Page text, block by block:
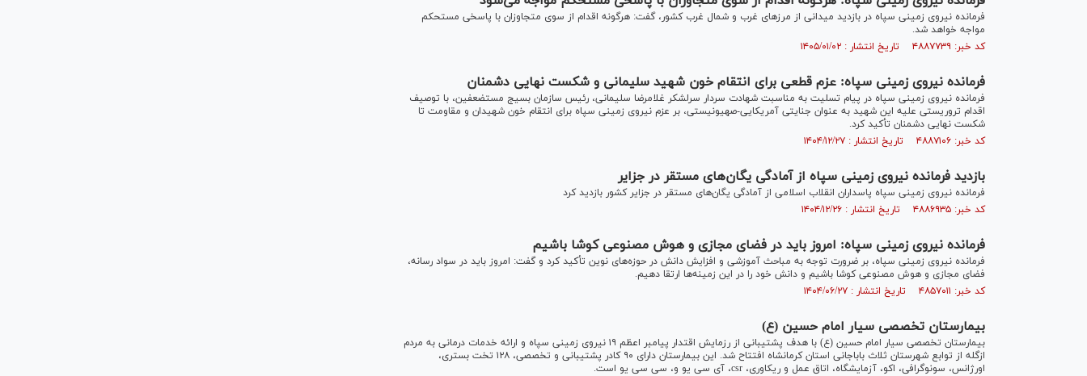
فرمانده نیروی زمینی سپاه در بازدید میدانی از مرز‌های غرب و شمال غرب کشور، گفت: هرگونه اقدام از سوی متجاوزان با پاسخی مستحکم
مواجه خواهد شد.
کد خبر: ۴۸۸۷۷۳۹ تاریخ انتشار : ۱۴۰۵/۰۱/۰۲
فرمانده نیروی زمینی سپاه: عزم قطعی برای انتقام خون شهید سلیمانی و شکست نهایی دشمنان
فرمانده نیروی زمینی سپاه در پیام تسلیت به مناسبت شهادت سردار سرلشکر غلامرضا سلیمانی، رئیس سازمان بسیج مستضعفین، با توصیف
اقدام تروریستی علیه این شهید به عنوان جنایتی آمریکایی-صهیونیستی، بر عزم نیروی زمینی سپاه برای انتقام خون شهیدان و مقاومت تا
شکست نهایی دشمنان تأکید کرد.
کد خبر: ۴۸۸۷۱۰۶ تاریخ انتشار : ۱۴۰۴/۱۲/۲۷
بازدید فرمانده نیروی زمینی سپاه از آمادگی یگان‌های مستقر در جزایر
فرمانده نیروی زمینی سپاه پاسداران انقلاب اسلامی از آمادگی یگان‌های مستقر در جزایر کشور بازدید کرد
کد خبر: ۴۸۸۶۹۳۵ تاریخ انتشار : ۱۴۰۴/۱۲/۲۶
فرمانده نیروی زمینی سپاه: امروز باید در فضای مجازی و هوش مصنوعی کوشا باشیم
فرمانده نیروی زمینی سپاه، بر ضرورت توجه به مباحث آموزشی و افزایش دانش در حوزه‌های نوین تأکید کرد و گفت: امروز باید در سواد رسانه،
فضای مجازی و هوش مصنوعی کوشا باشیم و دانش خود را در این زمینه‌ها ارتقا دهیم.
کد خبر: ۴۸۵۷۰۱۱ تاریخ انتشار : ۱۴۰۴/۰۶/۲۷
بیمارستان تخصصی سیار امام حسین (ع)
بیمارستان تخصصی سیار امام حسین (ع) با هدف پشتیبانی از رزمایش اقتدار پیامبر اعظم ۱۹ نیروی زمینی سپاه و ارائه خدمات درمانی به مردم
ازگله از توابع شهرستان ثلاث باباجانی استان کرمانشاه افتتاح شد. این بیمارستان دارای ۹۰ کادر پشتیبانی و تخصصی، ۱۲۸ تخت بستری،
اورژانس، سونوگرافی، اکو، آزمایشگاه، اتاق عمل و ریکاوری، csr، آی سی یو و، سی سی یو است.